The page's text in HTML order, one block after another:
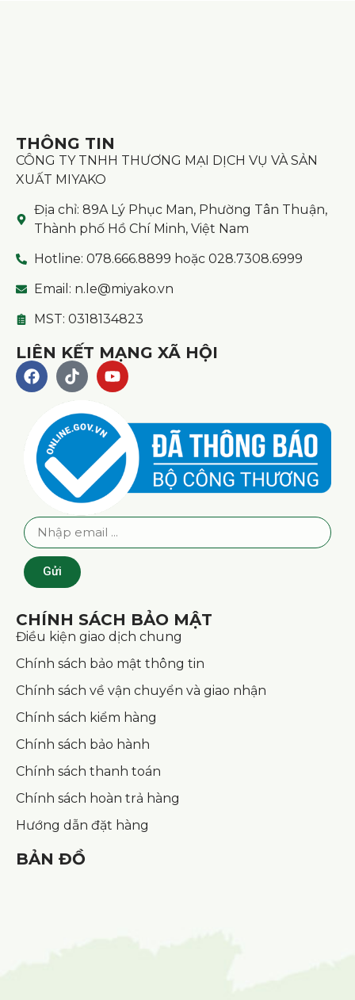
THÔNG TIN
CÔNG TY TNHH THƯƠNG MẠI DỊCH VỤ VÀ SẢN
XUẤT MIYAKO
Địa chỉ: 89A Lý Phục Man, Phường Tân Thuận,
Thành phố Hồ Chí Minh, Việt Nam
Hotline: 078.666.8899 hoặc 028.7308.6999
Email: n.le@miyako.vn
MST: 0318134823
LIÊN KẾT MẠNG XÃ HỘI
Gửi
CHÍNH SÁCH BẢO MẬT
Điều kiện giao dịch chung
Chính sách bảo mật thông tin
Chính sách về vận chuyển và giao nhận
Chính sách kiểm hàng
Chính sách bảo hành
Chính sách thanh toán
Chính sách hoàn trả hàng
Hướng dẫn đặt hàng
BẢN ĐỒ